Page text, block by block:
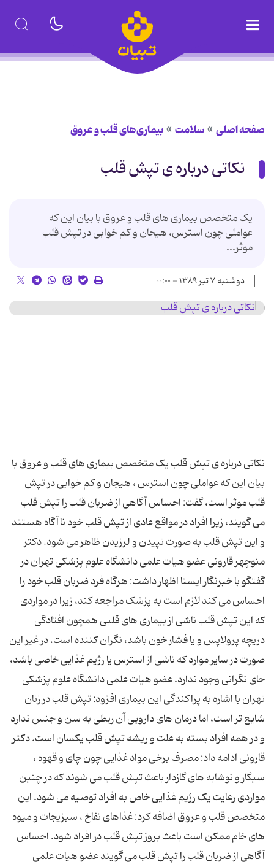
صفحه اصلی سلامت بیماری‌های قلب و عروق
نکاتی درباره ی تپش قلب
یک متخصص بیماری‌ های قلب و عروق با بیان این که
عواملی چون استرس، هیجان و کم خوابی در تپش قلب
موثر...
دوشنبه ۷ تیر ۱۳۸۹ - ۰۰:۰۰
نکاتی درباره ی تپش قلب یک متخصص بیماری‌ های قلب و عروق با
بیان این که عواملی چون استرس ، هیجان و کم خوابی در تپش
قلب موثر است، گفت: احساس آگاهی از ضربان قلب را تپش قلب
می ‌گویند، زیرا افراد در مواقع عادی از تپش قلب خود ناآگاه هستند
و این تپش قلب به صورت تپیدن و لرزیدن ظاهر می ‌شود. دکتر
منوچهر قارونی عضو هیات علمی دانشگاه علوم پزشکی تهران در
گفتگو با خبرنگار ایسنا اظهار داشت: هرگاه فرد ضربان قلب خود را
احساس می‌ کند لازم است به پزشک مراجعه کند، زیرا در مواردی
که این تپش قلب ناشی از بیماری ‌های قلبی همچون افتادگی
دریچه پرولاپس و یا فشار خون باشد، نگران کننده است. در غیر این
صورت در سایر موارد که ناشی از استرس یا رژیم غذایی خاصی باشد،
جای نگرانی وجود ندارد. عضو هیات علمی دانشگاه علوم پزشکی
تهران با اشاره به پراکندگی این بیماری افزود: تپش قلب در زنان
شایع ‌تر است، اما درمان ‌های دارویی آن ربطی به سن و جنس ندارد
و در همه افراد بسته به علت و ریشه تپش قلب یکسان است. دکتر
قارونی ادامه داد: مصرف برخی مواد غذایی چون چای و قهوه ،
سیگار و نوشابه های گازدار باعث تپش قلب می ‌شوند که در چنین
مواردی رعایت یک رژیم غذایی خاص به افراد توصیه می‌ شود. این
متخصص قلب و عروق اضافه کرد: غذاهای نفاخ ، سبزیجات و میوه
‌های خام ممکن است باعث بروز تپش قلب در افراد شود. احساس
آگاهی از ضربان قلب را تپش قلب می ‌گویند عضو هیات علمی